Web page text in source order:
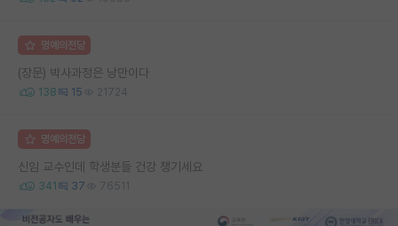
명예의전당
(장문) 박사과정은 낭만이다
138 15 21724
명예의전당
신임 교수인데 학생분들 건강 챙기세요
341 37 76511